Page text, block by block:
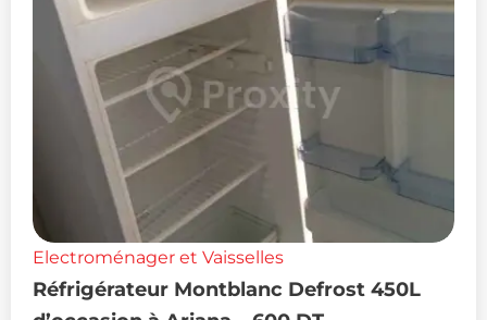
Electroménager et Vaisselles
Réfrigérateur Montblanc Defrost 450L